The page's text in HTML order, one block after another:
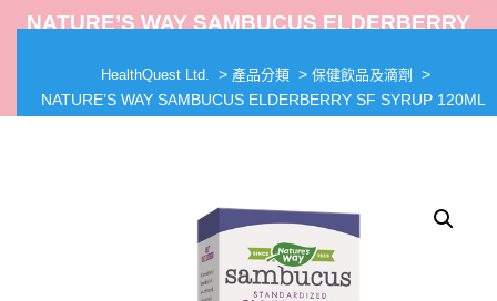
NATURE’S WAY SAMBUCUS ELDERBERRY
HealthQuest Ltd. > 產品分類 > 保健飲品及滴劑
>
NATURE’S WAY SAMBUCUS ELDERBERRY SF SYRUP 120ML